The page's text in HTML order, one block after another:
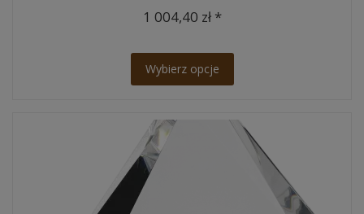
1 004,40 zł *
Wybierz opcje